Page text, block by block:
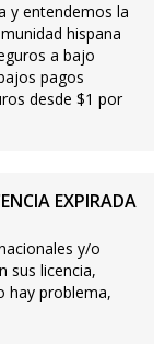
y entendemos la
hispana
a bajo
pagos
desde $1 por
EXPIRADA
y/o
sus licencia,
hay problema,